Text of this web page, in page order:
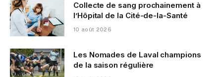
Collecte de sang prochainement à
l’Hôpital de la Cité-de-la-Santé
10 août 2026
Les Nomades de Laval champions
de la saison régulière